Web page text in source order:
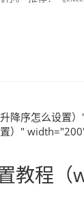
降序怎么设置
）"
教程（